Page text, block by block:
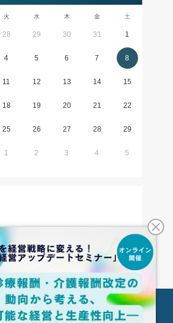
火 水 木 金 土
28 29 30 31 1
4 5 6 7 8
11 12 13 14 15
18 19 20 21 22
25 26 27 28 29
1 2 3 4 5